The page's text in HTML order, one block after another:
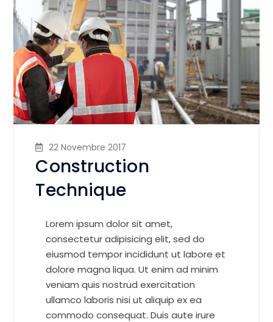
22 Novembre 2017
Construction
Technique
Lorem ipsum dolor sit amet,
consectetur adipisicing elit, sed do
eiusmod tempor incididunt ut labore et
dolore magna liqua. Ut enim ad minim
veniam quis nostrud exercitation
ullamco laboris nisi ut aliquip ex ea
commodo consequat. Duis aute irure